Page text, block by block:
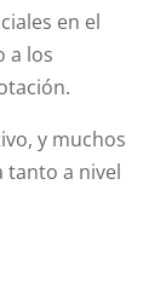
en el
a los
y muchos
tanto a nivel